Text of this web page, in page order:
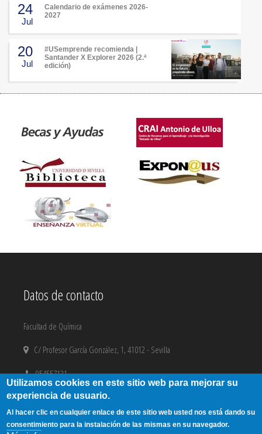
24
Jul
Calendario de exámenes 2026-
2027
20
Jul
#USemprende recomienda |
Santander X Explorer 2026 (2.ª
edición)
Datos de contacto
Facultad de Química
C/ Profesor García González, 1, 41012 - Sevilla
954557131
email@us.es
Aviso Legal|Copyright
Utilizamos cookies en este sitio web para mejorar su
experiencia de usuario.
Al hacer clic en cualquier enlace de este sitio web usted nos está dando su
consentimiento para la instalación de las mismas en su navegador.